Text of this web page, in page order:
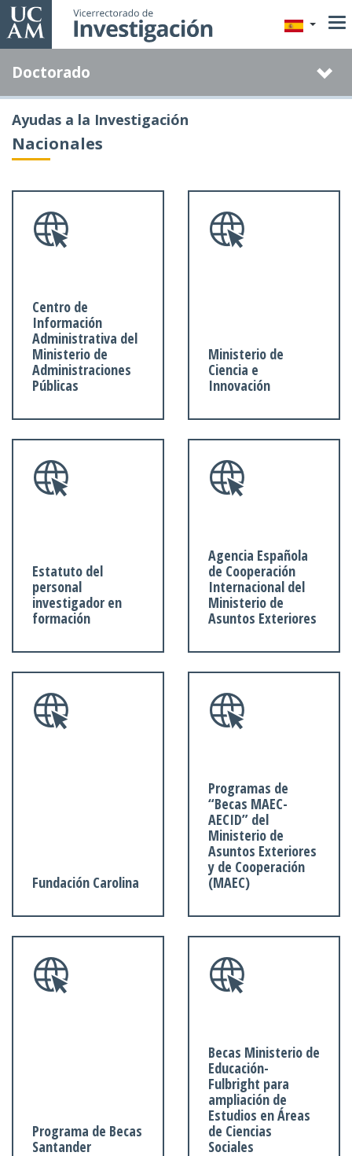
Pasar
al
principal
Doctorado
Ayudas a la Investigación
Nacionales
Centro de
Información
Administrativa del
Ministerio de
Administraciones
Públicas
Ministerio de
Ciencia e
Innovación
Estatuto del
personal
investigador en
formación
Agencia Española
de Cooperación
Internacional del
Ministerio de
Asuntos Exteriores
Fundación Carolina
Programas de
“Becas MAEC-
AECID” del
Ministerio de
Asuntos Exteriores
y de Cooperación
(MAEC)
Programa de Becas
Santander
Becas Ministerio de
Educación-
Fulbright para
ampliación de
Estudios en Áreas
de Ciencias
Sociales